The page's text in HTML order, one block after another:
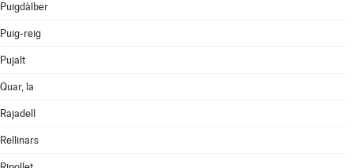
Puigdàlber
Puig-reig
Pujalt
Quar, la
Rajadell
Rellinars